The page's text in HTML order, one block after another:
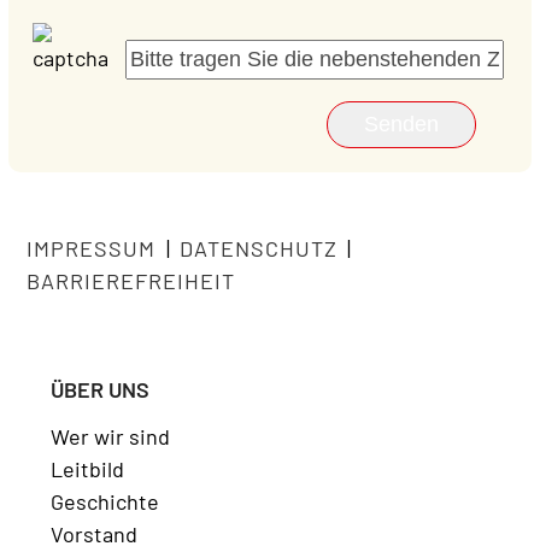
IMPRESSUM | DATENSCHUTZ |
BARRIEREFREIHEIT
ÜBER UNS
Wer wir sind
Leitbild
Geschichte
Vorstand